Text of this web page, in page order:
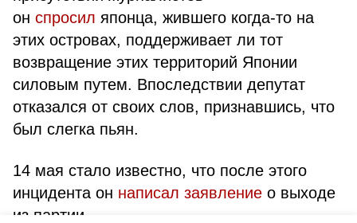
он спросил японца, жившего когда-то на
этих островах, поддерживает ли тот
возвращение этих территорий Японии
силовым путем. Впоследствии депутат
отказался от своих слов, признавшись, что
был слегка пьян.
14 мая стало известно, что после этого
инцидента он написал заявление о выходе
из партии.